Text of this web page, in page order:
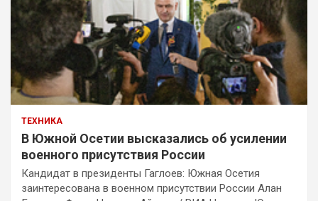
ТЕХНИКА
В Южной Осетии высказались об усилении
военного присутствия России
Кандидат в президенты Гаглоев: Южная Осетия
заинтересована в военном присутствии России Алан